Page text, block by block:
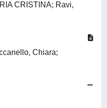
CRISTINA; Ravi,
Chiara;